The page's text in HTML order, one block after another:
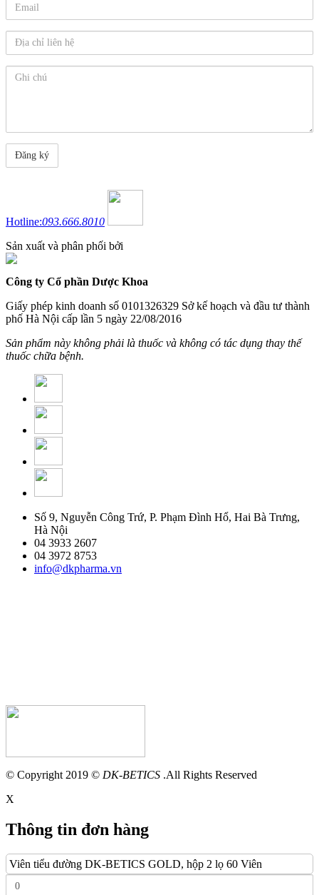
Hotline:093.666.8010
Sản xuất và phân phối bởi
Công ty Cổ phần Dược Khoa
Giấy phép kinh doanh số 0101326329 Sở kế hoạch và đầu tư thành
phố Hà Nội cấp lần 5 ngày 22/08/2016
Sản phẩm này không phải là thuốc và không có tác dụng thay thế
thuốc chữa bệnh.
Số 9, Nguyễn Công Trứ, P. Phạm Đình Hổ, Hai Bà Trưng,
Hà Nội
04 3933 2607
04 3972 8753
info@dkpharma.vn
© Copyright 2019 © DK-BETICS .All Rights Reserved
X
Thông tin đơn hàng
Viên tiểu đường DK-BETICS GOLD, hộp 2 lọ 60 Viên